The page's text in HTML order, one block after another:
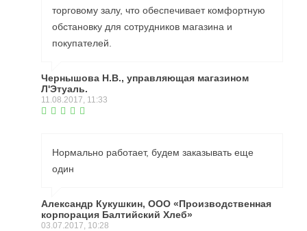
торговому залу, что обеспечивает комфортную
обстановку для сотрудников магазина и
покупателей.
Чернышова Н.В., управляющая магазином
Л'Этуаль.
11.08.2017, 11:33
Нормально работает, будем заказывать еще
один
Александр Кукушкин, ООО «Производственная
корпорация Балтийский Хлеб»
03.07.2017, 10:28